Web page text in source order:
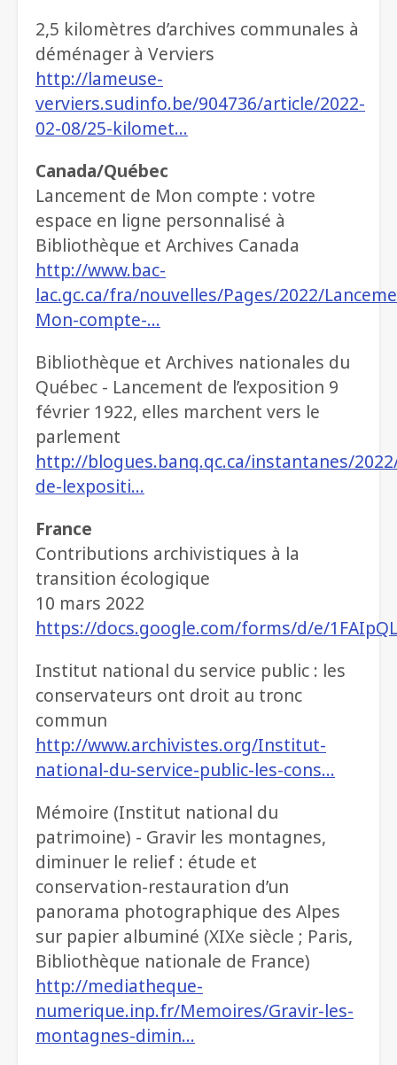
2,5 kilomètres d’archives communales à
déménager à Verviers
http://lameuse-
verviers.sudinfo.be/904736/article/2022-
02-08/25-kilomet…
Canada/Québec
Lancement de Mon compte : votre
espace en ligne personnalisé à
Bibliothèque et Archives Canada
http://www.bac-
lac.gc.ca/fra/nouvelles/Pages/2022/
Mon-compte-…
Bibliothèque et Archives nationales du
Québec - Lancement de l’exposition 9
février 1922, elles marchent vers le
parlement
http://blogues.banq.qc.ca/instantanes/
de-lexpositi…
France
Contributions archivistiques à la
transition écologique
10 mars 2022
https://docs.google.com/forms/d/e/
Institut national du service public : les
conservateurs ont droit au tronc
commun
http://www.archivistes.org/Institut-
national-du-service-public-les-cons…
Mémoire (Institut national du
patrimoine) - Gravir les montagnes,
diminuer le relief : étude et
conservation-restauration d’un
panorama photographique des Alpes
sur papier albuminé (XIXe siècle ; Paris,
Bibliothèque nationale de France)
http://mediatheque-
numerique.inp.fr/Memoires/Gravir-les-
montagnes-dimin…